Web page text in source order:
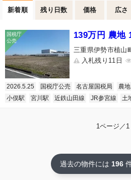
新着順 残り日数 価格 広さ
139万円 農地
三重県伊勢市植山
入札残り11日
2026.5.25 国税庁公売 名古屋国税局 農地
小俣駅
宮川駅 近鉄山田線 JR参宮線 土
1ページ／1
過去の物件には 196